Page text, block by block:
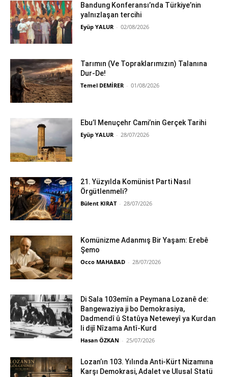
Bandung Konferansı’nda Türkiye’nin
yalnızlaşan tercihi
Eyüp YALUR - 02/08/2026
Tarımın (Ve Topraklarımızın) Talanına
Dur-De!
Temel DEMİRER - 01/08/2026
Ebu’l Menuçehr Cami’nin Gerçek Tarihi
Eyüp YALUR - 28/07/2026
21. Yüzyılda Komünist Parti Nasıl
Örgütlenmeli?
Bülent KIRAT - 28/07/2026
Komünizme Adanmış Bir Yaşam: Erebê
Şemo
Occo MAHABAD - 28/07/2026
Di Sala 103emîn a Peymana Lozanê de:
Bangewaziya ji bo Demokrasiya,
Dadmendî û Statûya Neteweyî ya Kurdan
li dijî Nîzama Antî-Kurd
Hasan ÖZKAN - 25/07/2026
Lozan’ın 103. Yılında Anti-Kürt Nizamına
Karşı Demokrasi, Adalet ve Ulusal Statü